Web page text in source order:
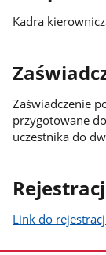
Kadra
Zaświadczenie
przygotowane
uczestnika do
Link do